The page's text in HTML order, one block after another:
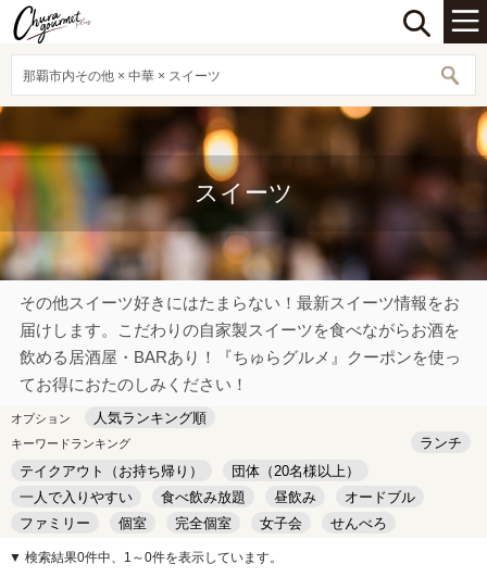
那覇市内その他 × 中華 × スイーツ
スイーツ
その他スイーツ好きにはたまらない！最新スイーツ情報をお
届けします。こだわりの自家製スイーツを食べながらお酒を
飲める居酒屋・BARあり！『ちゅらグルメ』クーポンを使っ
てお得におたのしみください！
オプション 人気ランキング順
キーワードランキング
ランチ
テイクアウト（お持ち帰り）
団体（20名様以上）
一人で入りやすい
食べ飲み放題 昼飲み
オードブル
ファミリー
個室 完全個室 女子会
せんべろ
キッズルーム
安い デート
▼ 検索結果0件中、1～0件を表示しています。